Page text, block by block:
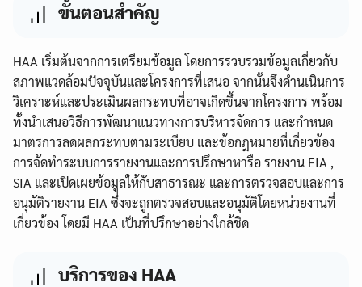
ขั้นตอนสำคัญ
HAA เริ่มต้นจากการเตรียมข้อมูล โดยการรวบรวมข้อมูลเกี่ยวกับ
สภาพแวดล้อมปัจจุบันและโครงการที่เสนอ จากนั้นจึงดำนเนินการ
วิเคราะห์และประเมินผลกระทบที่อาจเกิดขึ้นจากโครงการ พร้อม
ทั้งนำเสนอวิธีการพัฒนาแนวทางการบริหารจัดการ และกำหนด
มาตรการลดผลกระทบตามระเบียบ และข้อกฎหมายที่เกี่ยวข้อง
การจัดทำระบบการรายงานและการปรึกษาหารือ รายงาน EIA ,
SIA และเปิดเผยข้อมูลให้กับสาธารณะ และการตรวจสอบและการ
อนุมัติรายงาน EIA ซึ่งจะถูกตรวจสอบและอนุมัติโดยหน่วยงานที่
เกี่ยวข้อง โดยมี HAA เป็นที่ปรึกษาอย่างใกล้ชิด
บริการของ HAA